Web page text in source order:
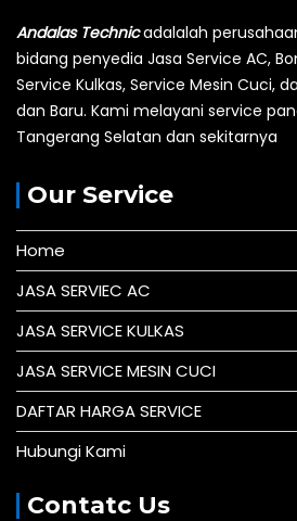
Andalas Technicadalalah
bidang penyedia Jasa Service AC,
Service Kulkas, Service Mesin Cuci,
dan Baru. Kami melayani service
Tangerang Selatan dan sekitarnya
Our Service
Home
JASA SERVIEC AC
JASA SERVICE KULKAS
JASA SERVICE MESIN CUCI
DAFTAR HARGA SERVICE
Hubungi Kami
Contatc Us